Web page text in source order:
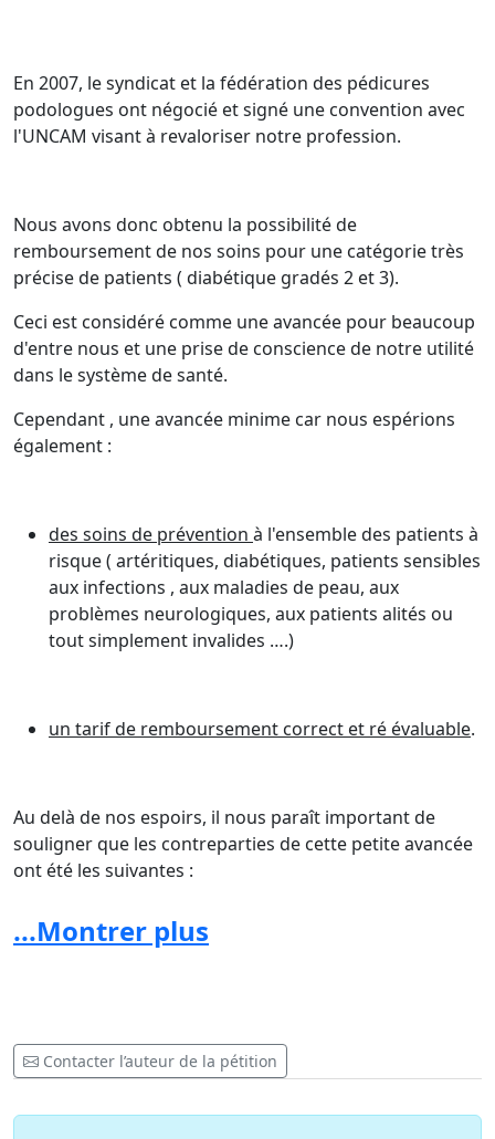
En 2007, le syndicat et la fédération des pédicures
podologues ont négocié et signé une convention avec
l'UNCAM visant à revaloriser notre profession.
Nous avons donc obtenu la possibilité de
remboursement de nos soins pour une catégorie très
précise de patients ( diabétique gradés 2 et 3).
Ceci est considéré comme une avancée pour beaucoup
d'entre nous et une prise de conscience de notre utilité
dans le système de santé.
Cependant , une avancée minime car nous espérions
également :
des soins de prévention à l'ensemble des patients à
risque ( artéritiques, diabétiques, patients sensibles
aux infections , aux maladies de peau, aux
problèmes neurologiques, aux patients alités ou
tout simplement invalides ….)
un tarif de remboursement correct et ré évaluable.
Au delà de nos espoirs, il nous paraît important de
souligner que les contreparties de cette petite avancée
ont été les suivantes :
formation exemplaire),
...Montrer plus
Contacter l’auteur de la pétition